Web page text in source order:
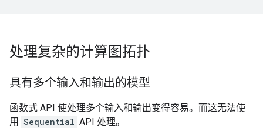
conv2d_transpose_6 (Conv2DT  (None, 26, 26,
conv2d_transpose_7 (Conv2DT  (None, 28,
处理复杂的计算图拓扑
具有多个输入和输出的模型
函数式 API 使处理多个输入和输出变得容易。而这无法使
用 Sequential API 处理。